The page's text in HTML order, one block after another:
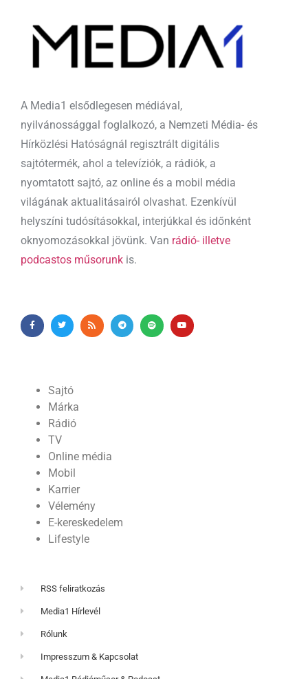
A Media1 elsődlegesen médiával,
nyilvánossággal foglalkozó, a Nemzeti Média- és
Hírközlési Hatóságnál regisztrált digitális
sajtótermék, ahol a televíziók, a rádiók, a
nyomtatott sajtó, az online és a mobil média
világának aktualitásairól olvashat. Ezenkívül
helyszíni tudósításokkal, interjúkkal és időnként
oknyomozásokkal jövünk. Van rádió- illetve
podcastos műsorunk is.
Sajtó
Márka
Rádió
TV
Online média
Mobil
Karrier
Vélemény
E-kereskedelem
Lifestyle
RSS feliratkozás
Media1 Hírlevél
Rólunk
Impresszum & Kapcsolat